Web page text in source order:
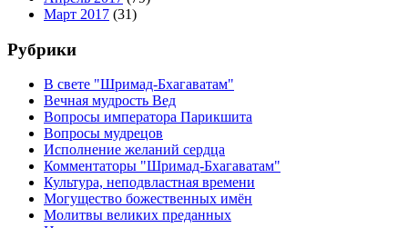
Март 2017 (31)
Рубрики
В свете "Шримад-Бхагаватам"
Вечная мудрость Вед
Вопросы императора Парикшита
Вопросы мудрецов
Исполнение желаний сердца
Комментаторы "Шримад-Бхагаватам"
Культура, неподвластная времени
Могущество божественных имён
Молитвы великих преданных